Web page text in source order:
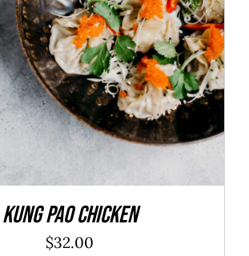
ADD TO CART / DÉTAILS
Kung Pao Chicken
$32.00